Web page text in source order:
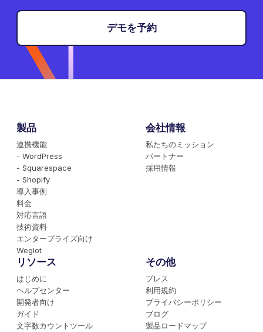
デモを予約
製品
連携機能
- WordPress
- Squarespace
- Shopify
導入事例
料金
対応言語
技術資料
エンタープライズ向け
Weglot
会社情報
私たちのミッション
パートナー
採用情報
リソース
はじめに
ヘルプセンター
開発者向け
ガイド
文字数カウントツール
その他
プレス
利用規約
プライバシーポリシー
ブログ
製品ロードマップ